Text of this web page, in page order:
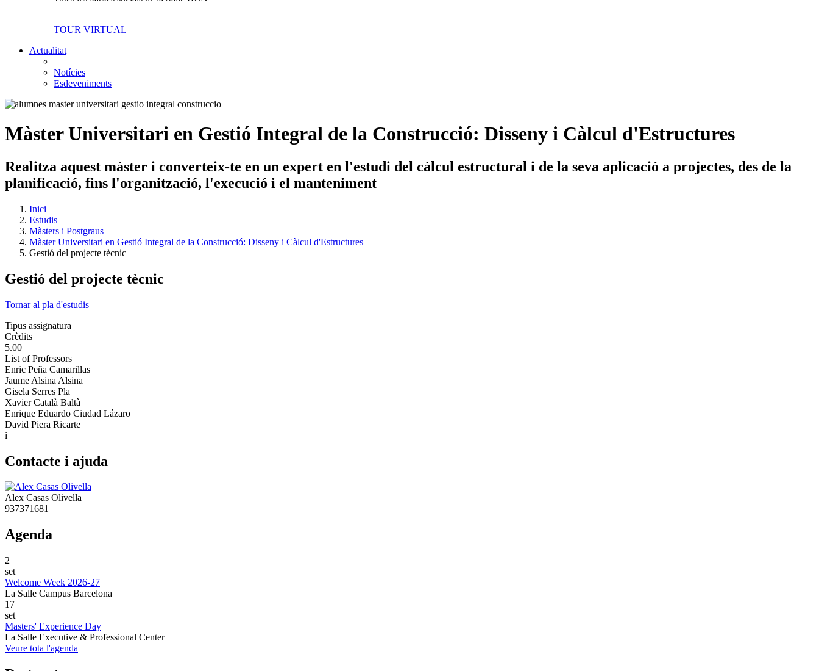
TOUR VIRTUAL
Actualitat
Notícies
Esdeveniments
Màster Universitari en Gestió Integral de la Construcció: Disseny i Càlcul d'Estructures
Realitza aquest màster i converteix-te en un expert en l'estudi del càlcul estructural i de la seva aplicació a projectes, des de la
planificació, fins l'organització, l'execució i el manteniment
Inici
Estudis
Màsters i Postgraus
Màster Universitari en Gestió Integral de la Construcció: Disseny i Càlcul d'Estructures
Gestió del projecte tècnic
Gestió del projecte tècnic
Tornar al pla d'estudis
Tipus assignatura
Crèdits
5.00
List of Professors
Enric Peña Camarillas
Jaume Alsina Alsina
Gisela Serres Pla
Xavier Català Baltà
Enrique Eduardo Ciudad Lázaro
David Piera Ricarte
i
Contacte i ajuda
Alex Casas Olivella
937371681
Agenda
2
set
Welcome Week 2026-27
La Salle Campus Barcelona
17
set
Masters' Experience Day
La Salle Executive & Professional Center
Veure tota l'agenda